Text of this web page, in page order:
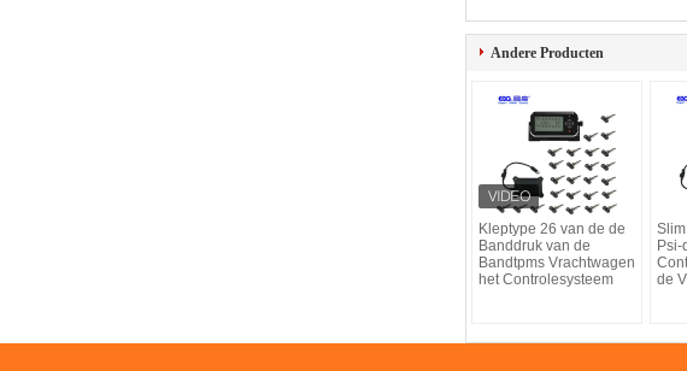
Andere Producten
Kleptype 26 van de de
Banddruk van de
Bandtpms Vrachtwagen
het Controlesysteem
Psi-
de